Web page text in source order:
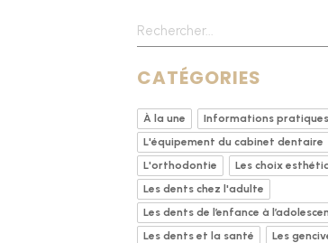
Rechercher
CATÉGORIES
À la une
Informations pratiques
L'équipement du cabinet dentaire
L'orthodontie
Les choix
Les dents chez l'adulte
Les dents de l’enfance à
Les dents et la santé
Les